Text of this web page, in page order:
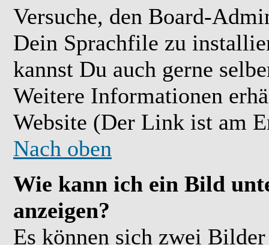
Versuche, den Board-
Dein Sprachfile zu
kannst Du auch gerne
Weitere Informationen
Website (Der Link ist am
Nach oben
Wie kann ich ein Bild
anzeigen?
Es können sich zwei